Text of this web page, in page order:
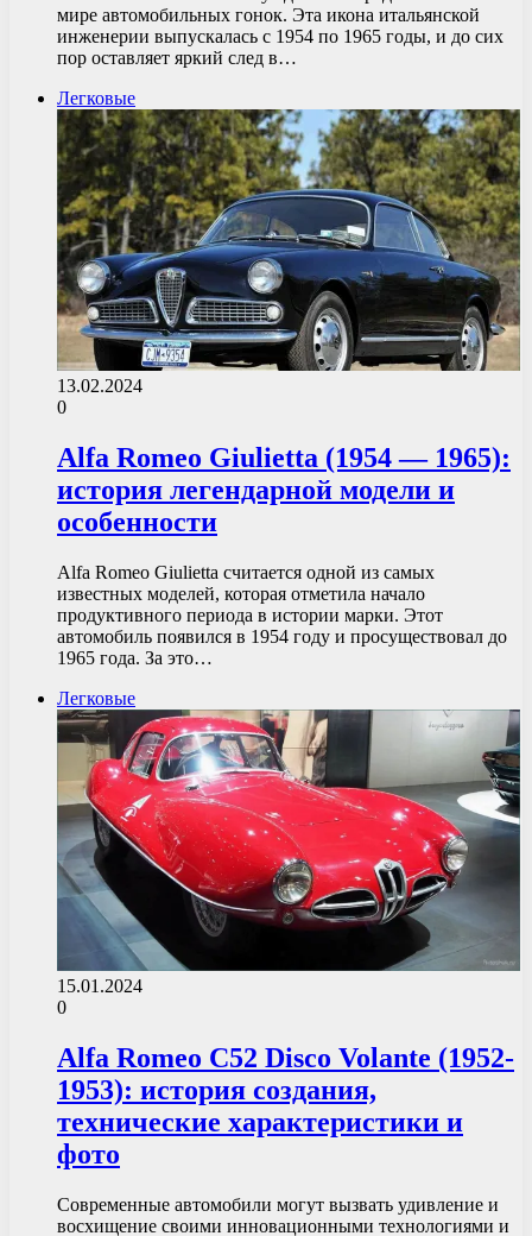
мире автомобильных гонок. Эта икона итальянской
инженерии выпускалась с 1954 по 1965 годы, и до сих
пор оставляет яркий след в…
Легковые
13.02.2024
0
Alfa Romeo Giulietta (1954 — 1965):
история легендарной модели и
особенности
Alfa Romeo Giulietta считается одной из самых
известных моделей, которая отметила начало
продуктивного периода в истории марки. Этот
автомобиль появился в 1954 году и просуществовал до
1965 года. За это…
Легковые
15.01.2024
0
Alfa Romeo C52 Disco Volante (1952-
1953): история создания,
технические характеристики и
фото
Современные автомобили могут вызвать удивление и
восхищение своими инновационными технологиями и